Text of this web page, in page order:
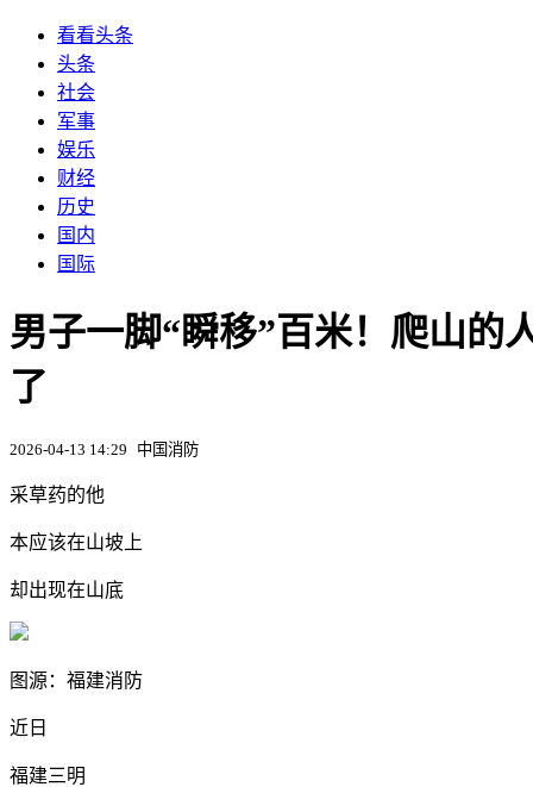
看看头条
头条
社会
军事
娱乐
财经
历史
国内
国际
男子一脚“瞬移”百米！爬山的
了
2026-04-13 14:29 中国消防
采草药的他
本应该在山坡上
却出现在山底
图源：福建消防
近日
福建三明